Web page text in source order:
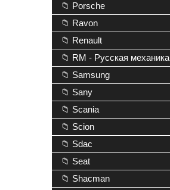
📁 Porsche
📁 Ravon
📁 Renault
📁 RM - Русская механика
📁 Samsung
📁 Sany
📁 Scania
📁 Scion
📁 Sdac
📁 Seat
📁 Shacman